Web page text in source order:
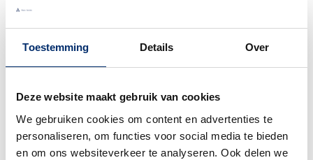
Toestemming Details Over
Deze website maakt gebruik van cookies
We gebruiken cookies om content en advertenties te
personaliseren, om functies voor social media te bieden
en om ons websiteverkeer te analyseren. Ook delen we
Duurzaam
papier.Vanaf € 55,-wordt jouw bestelling